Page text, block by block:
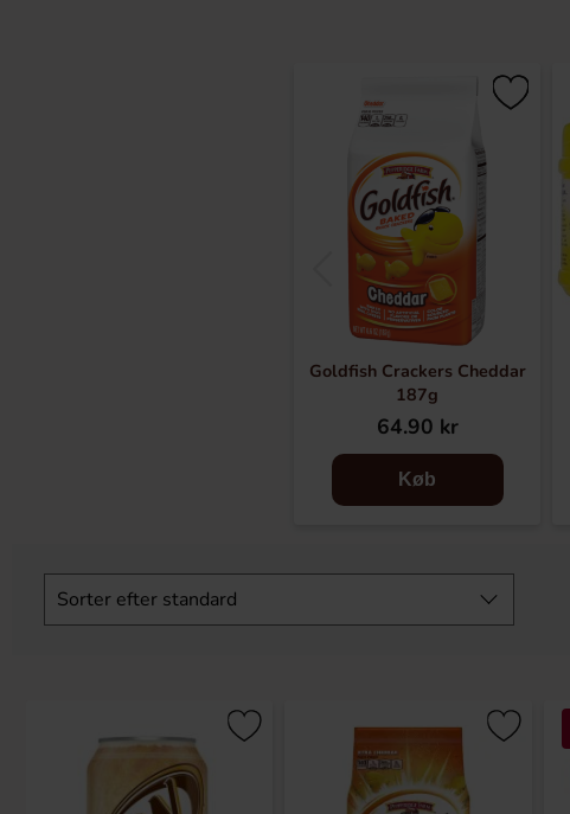
Goldfish Crackers Cheddar
187g
64.90 kr
Køb
Spring
filtre
over
Sorter efter standard